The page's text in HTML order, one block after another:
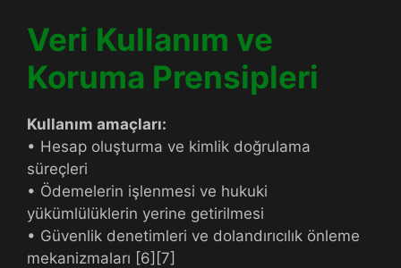
Veri Kullanım ve
Koruma Prensipleri
Kullanım amaçları:
• Hesap oluşturma ve kimlik doğrulama
süreçleri
• Ödemelerin işlenmesi ve hukuki
yükümlülüklerin yerine getirilmesi
• Güvenlik denetimleri ve dolandırıcılık önleme
mekanizmaları [6][7]